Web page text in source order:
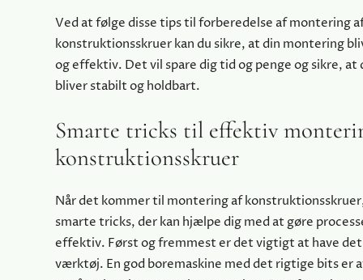
Ved at følge disse tips til forberedelse af montering
konstruktionsskruer kan du sikre, at din montering
og effektiv. Det vil spare dig tid og penge og sikre,
bliver stabilt og holdbart.
Smarte tricks til effektiv
konstruktionsskruer
Når det kommer til montering af
smarte tricks, der kan hjælpe dig med at gøre
effektiv. Først og fremmest er det vigtigt at have
værktøj. En god boremaskine med det rigtige bits er